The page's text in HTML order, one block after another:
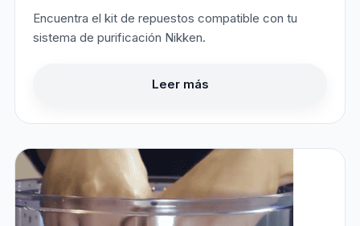
Encuentra el kit de repuestos compatible con tu
sistema de purificación Nikken.
Leer más